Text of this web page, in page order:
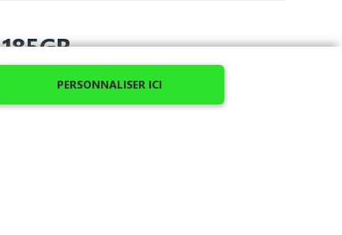
avec un joli motif en broderie ou un texte
PERSONNALISER ICI